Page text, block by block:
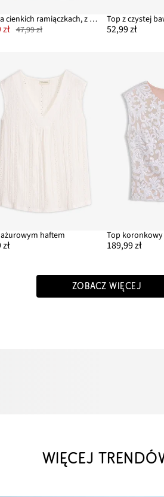
Top na cienkich ramiączkach, z prążkowanej bawełny organicznej
47,99 zł
Top z czystej
52,99 zł
haftem Top koronkowy
189,99 zł
ZOBACZ WIĘCEJ
WIĘCEJ